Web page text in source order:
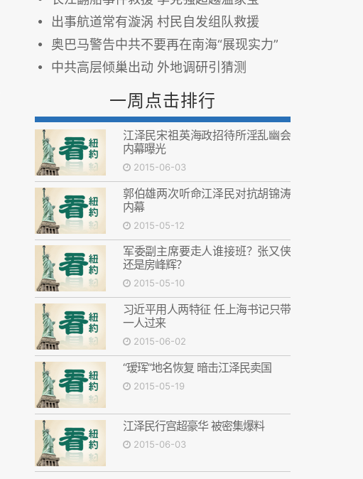
出事航道常有漩涡 村民自发组队救援
奥巴马警告中共不要再在南海“展现实力”
中共高层倾巢出动 外地调研引猜测
一周点击排行
江泽民宋祖英海政招待所淫乱幽会
内幕曝光
2015-06-03
郭伯雄两次听命江泽民对抗胡锦涛
内幕
2015-05-12
军委副主席要走人谁接班？张又侠
还是房峰辉？
2015-05-10
习近平用人两特征 任上海书记只带
一人过来
2015-06-02
“瑷珲”地名恢复 暗击江泽民卖国
2015-05-19
江泽民行宫超豪华 被密集爆料
2015-06-03